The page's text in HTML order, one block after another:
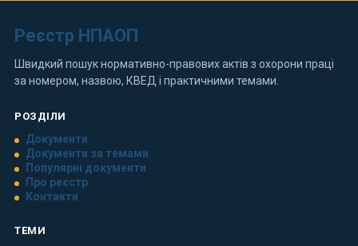
Реєстр НПАОП
Швидкий пошук нормативно-правових актів з охорони праці
за номером, назвою, КВЕД і практичними темами.
РОЗДІЛИ
Документи
Документи за темами
Популярні документи
Про реєстр
Контакти
ТЕМИ